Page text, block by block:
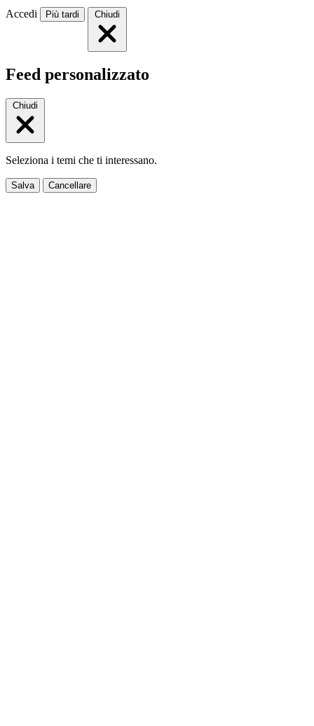
Accedi Più tardi Chiudi
Feed personalizzato
Chiudi
Seleziona i temi che ti interessano.
Salva Cancellare